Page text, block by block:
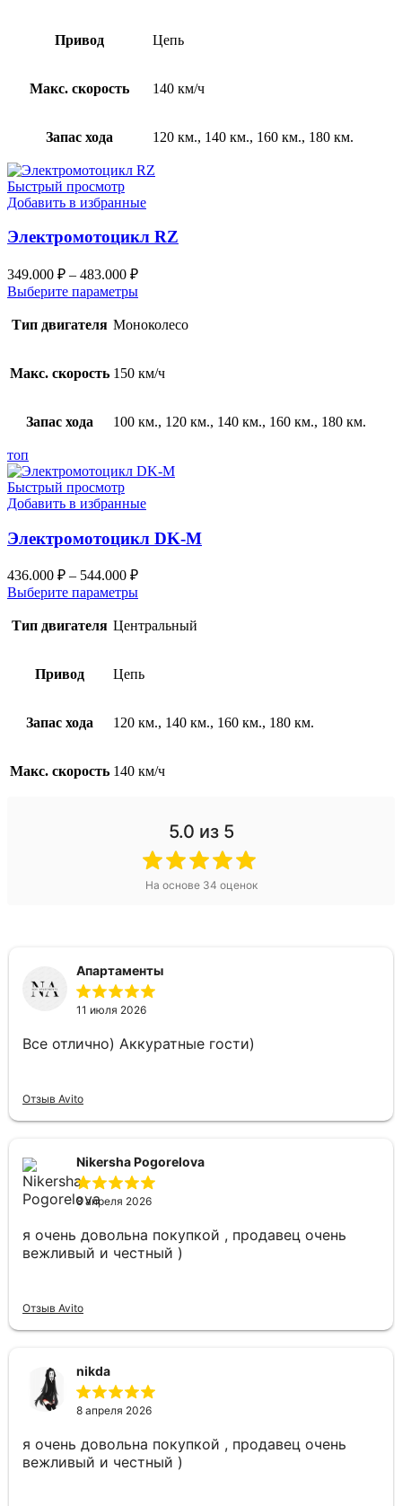
Привод Цепь
Макс. скорость 140 км/ч
Запас хода 120 км., 140 км., 160 км., 180 км.
Быстрый просмотр
Добавить в избранные
Электромотоцикл RZ
349.000 ₽ – 483.000 ₽
Выберите параметры
Тип двигателя Моноколесо
Макс. скорость 150 км/ч
Запас хода 100 км., 120 км., 140 км., 160 км., 180 км.
топ
Быстрый просмотр
Добавить в избранные
Электромотоцикл DK-M
436.000 ₽ – 544.000 ₽
Выберите параметры
Тип двигателя Центральный
Привод Цепь
Запас хода 120 км., 140 км., 160 км., 180 км.
Макс. скорость 140 км/ч
5.0 из 5
На основе 34 оценок
Апартаменты
11 июля 2026
Все отлично) Аккуратные гости)
Отзыв Avito
Nikersha Pogorelova
8 апреля 2026
я очень довольна покупкой , продавец очень
вежливый и честный )
Отзыв Avito
nikda
8 апреля 2026
я очень довольна покупкой , продавец очень
вежливый и честный )